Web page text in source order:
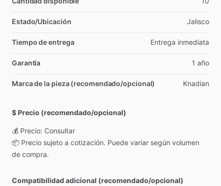
Estado/Ubicación Jalisco
Tiempo de entrega Entrega inmediata
Garantía 1 año
Marca de la pieza (recomendado/opcional) Knadian
$ Precio (recomendado/opcional)
💰 Precio: Consultar
📦 Precio sujeto a cotización. Puede variar según volumen
de compra.
Compatibilidad adicional (recomendado/opcional)